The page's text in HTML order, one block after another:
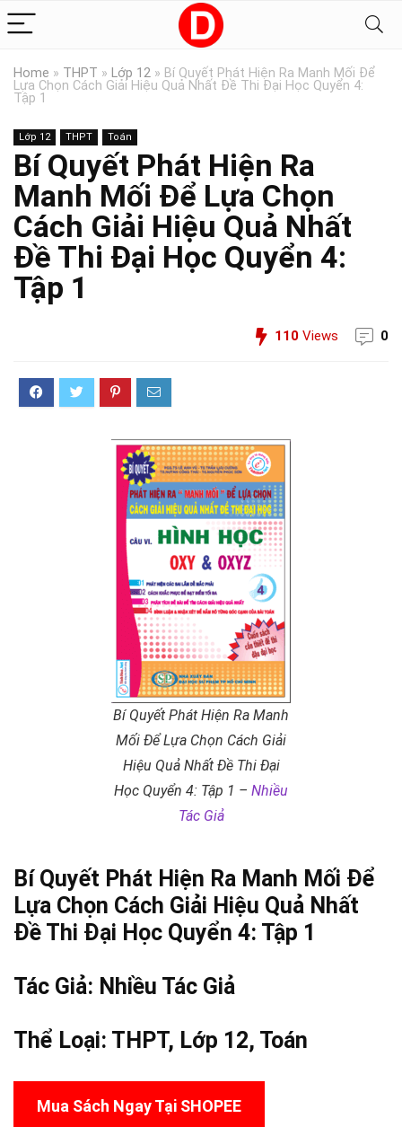
Home » THPT » Lớp 12 » Bí Quyết Phát Hiện Ra Manh Mối Để
Lựa Chọn Cách Giải Hiệu Quả Nhất Đề Thi Đại Học Quyển 4:
Tập 1
Lớp 12 THPT Toán
Bí Quyết Phát Hiện Ra
Manh Mối Để Lựa Chọn
Cách Giải Hiệu Quả Nhất
Đề Thi Đại Học Quyển 4:
Tập 1
110 Views 0
Bí Quyết Phát Hiện Ra Manh
Mối Để Lựa Chọn Cách Giải
Hiệu Quả Nhất Đề Thi Đại
Học Quyển 4: Tập 1 – Nhiều
Tác Giả
Bí Quyết Phát Hiện Ra Manh Mối Để
Lựa Chọn Cách Giải Hiệu Quả Nhất
Đề Thi Đại Học Quyển 4: Tập 1
Tác Giả: Nhiều Tác Giả
Thể Loại: THPT, Lớp 12, Toán
Mua Sách Ngay Tại SHOPEE